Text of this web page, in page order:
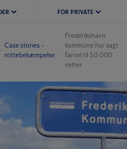
FOR PRIVATE
Case stories -
rottebekæmpelse
Frederikshavn
kommune har sagt
farvel til 50.000
rotter